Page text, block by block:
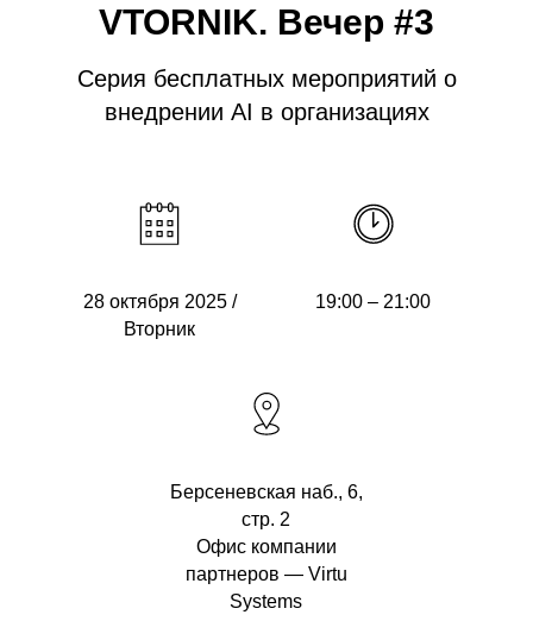
VTORNIK. Вечер #3
Серия бесплатных мероприятий о
внедрении AI в организациях
28 октября 2025 /
Вторник
19:00 – 21:00
Берсеневская наб., 6,
стр. 2
Офис компании
партнеров — Virtu
Systems